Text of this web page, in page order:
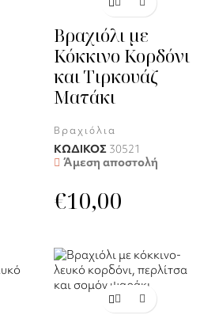
Βραχιόλι με
Κόκκινο Κορδόνι
και Τιρκουάζ
Ματάκι
Βραχιόλια
ΚΩΔΙΚΟΣ 30521
Άμεση αποστολή
€10,00